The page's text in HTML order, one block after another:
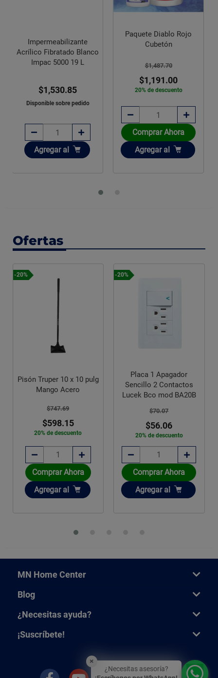
Impermeabilizante
Acrílico Fibratado Blanco
Impac 5000 19 L
$1,530.85
Disponible sobre pedido
Añadir
Agregar al
Paquete Diablo Rojo
Cubetón
$1,487.70
$1,191.00
20% de descuento
Comprar Ahora
Añadir
Agregar al
Ofertas
-20%
Pisón Truper 10 x 10 pulg
Mango Acero
$747.69
$598.15
20% de descuento
Comprar Ahora
Añadir
Agregar al
-20%
Placa 1 Apagador
Sencillo 2 Contactos
Lucek Bco mod BA20B
$70.07
$56.06
20% de descuento
Comprar Ahora
Añadir
Agregar al
MN Home Center
Blog
¿Necesitas ayuda?
¡Suscríbete!
×
¿Necesitas asesoría?